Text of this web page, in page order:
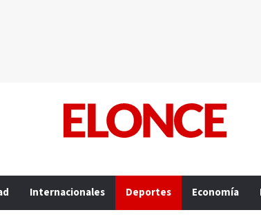
Internacionales Deportes Economía